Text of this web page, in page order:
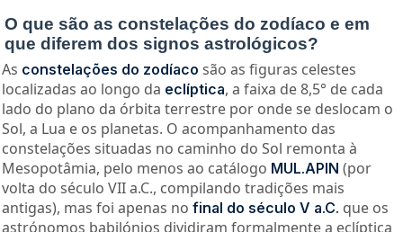
O que são as constelações do zodíaco e em
que diferem dos signos astrológicos?
As constelações do zodíaco são as figuras celestes
localizadas ao longo da eclíptica, a faixa de 8,5° de cada
lado do plano da órbita terrestre por onde se deslocam o
Sol, a Lua e os planetas. O acompanhamento das
constelações situadas no caminho do Sol remonta à
Mesopotâmia, pelo menos ao catálogo MUL.APIN (por
volta do século VII a.C., compilando tradições mais
antigas), mas foi apenas no final do século V a.C. que os
astrónomos babilónios dividiram formalmente a eclíptica